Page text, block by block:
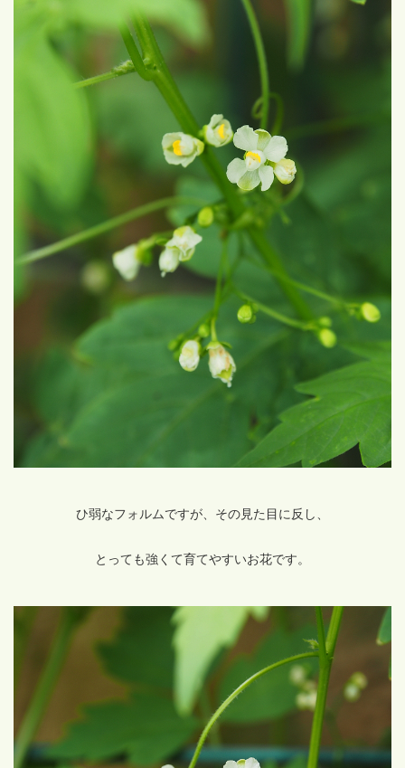
ひ弱なフォルムですが、その見た目に反し、
とっても強くて育てやすいお花です。